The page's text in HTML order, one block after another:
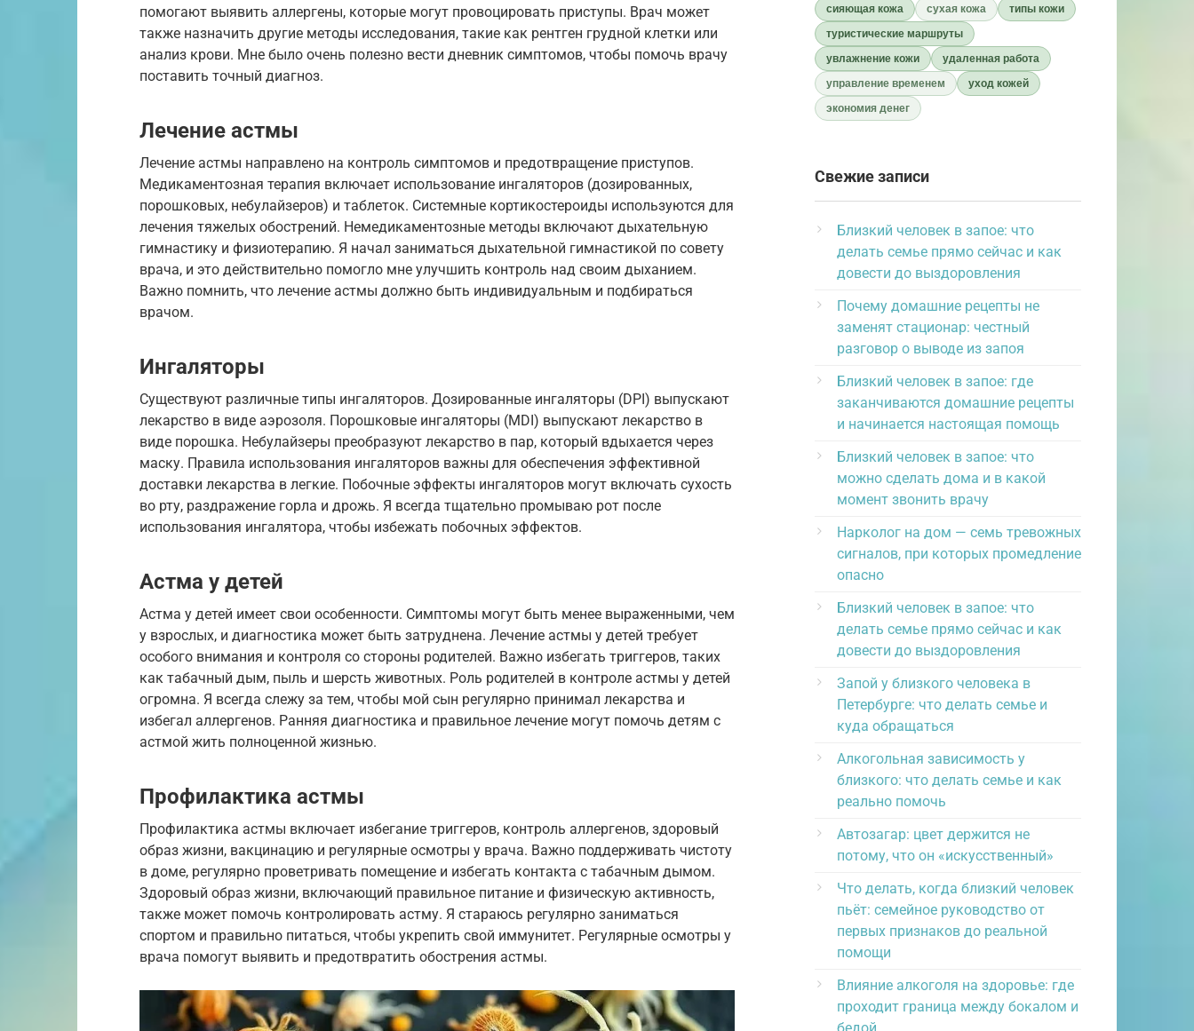
помогают выявить аллергены, которые могут провоцировать приступы. Врач может
также назначить другие методы исследования, такие как рентген грудной клетки или
анализ крови. Мне было очень полезно вести дневник симптомов, чтобы помочь врачу
поставить точный диагноз.
Лечение астмы
Лечение астмы направлено на контроль симптомов и предотвращение приступов.
Медикаментозная терапия включает использование ингаляторов (дозированных,
порошковых, небулайзеров) и таблеток. Системные кортикостероиды используются для
лечения тяжелых обострений. Немедикаментозные методы включают дыхательную
гимнастику и физиотерапию. Я начал заниматься дыхательной гимнастикой по совету
врача, и это действительно помогло мне улучшить контроль над своим дыханием.
Важно помнить, что лечение астмы должно быть индивидуальным и подбираться
врачом.
Ингаляторы
Существуют различные типы ингаляторов. Дозированные ингаляторы (DPI) выпускают
лекарство в виде аэрозоля. Порошковые ингаляторы (MDI) выпускают лекарство в
виде порошка. Небулайзеры преобразуют лекарство в пар, который вдыхается через
маску. Правила использования ингаляторов важны для обеспечения эффективной
доставки лекарства в легкие. Побочные эффекты ингаляторов могут включать сухость
во рту, раздражение горла и дрожь. Я всегда тщательно промываю рот после
использования ингалятора, чтобы избежать побочных эффектов.
Астма у детей
Астма у детей имеет свои особенности. Симптомы могут быть менее выраженными, чем
у взрослых, и диагностика может быть затруднена. Лечение астмы у детей требует
особого внимания и контроля со стороны родителей. Важно избегать триггеров, таких
как табачный дым, пыль и шерсть животных. Роль родителей в контроле астмы у детей
огромна. Я всегда слежу за тем, чтобы мой сын регулярно принимал лекарства и
избегал аллергенов. Ранняя диагностика и правильное лечение могут помочь детям с
астмой жить полноценной жизнью.
Профилактика астмы
Профилактика астмы включает избегание триггеров, контроль аллергенов, здоровый
образ жизни, вакцинацию и регулярные осмотры у врача. Важно поддерживать чистоту
в доме, регулярно проветривать помещение и избегать контакта с табачным дымом.
Здоровый образ жизни, включающий правильное питание и физическую активность,
также может помочь контролировать астму. Я стараюсь регулярно заниматься
спортом и правильно питаться, чтобы укрепить свой иммунитет. Регулярные осмотры у
врача помогут выявить и предотвратить обострения астмы.
сияющая кожа
сухая кожа
типы кожи
туристические маршруты
увлажнение кожи
удаленная работа
управление временем
уход кожей
экономия денег
Свежие записи
Близкий человек в запое: что
делать семье прямо сейчас и как
довести до выздоровления
Почему домашние рецепты не
заменят стационар: честный
разговор о выводе из запоя
Близкий человек в запое: где
заканчиваются домашние рецепты
и начинается настоящая помощь
Близкий человек в запое: что
можно сделать дома и в какой
момент звонить врачу
Нарколог на дом — семь тревожных
сигналов, при которых промедление
опасно
Близкий человек в запое: что
делать семье прямо сейчас и как
довести до выздоровления
Запой у близкого человека в
Петербурге: что делать семье и
куда обращаться
Алкогольная зависимость у
близкого: что делать семье и как
реально помочь
Автозагар: цвет держится не
потому, что он «искусственный»
Что делать, когда близкий человек
пьёт: семейное руководство от
первых признаков до реальной
помощи
Влияние алкоголя на здоровье: где
проходит граница между бокалом и